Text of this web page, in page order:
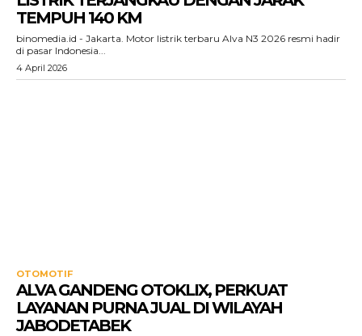
TEMPUH 140 KM
binomedia.id - Jakarta. Motor listrik terbaru Alva N3 2026 resmi hadir
di pasar Indonesia...
4 April 2026
OTOMOTIF
ALVA GANDENG OTOKLIX, PERKUAT
LAYANAN PURNA JUAL DI WILAYAH
JABODETABEK